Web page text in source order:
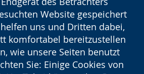
Website gespeichert
uns und Dritten dabei,
komfortabel bereitzustellen
wie unsere Seiten benutzt
Sie: Einige Cookies von